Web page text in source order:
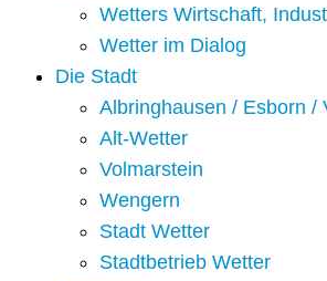
Wetters Wirtschaft,
Wetter im Dialog
Die Stadt
Albringhausen / Esborn /
Alt-Wetter​
Volmarstein
Wengern
Stadt Wetter
Stadtbetrieb Wetter